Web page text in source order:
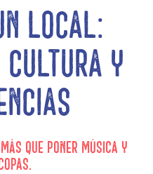
local:
cultura y
que poner música y